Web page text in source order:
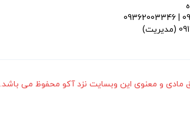
09362003346 |
مادی و معنوی این وبسایت نزد آکو محفوظ می باشد.